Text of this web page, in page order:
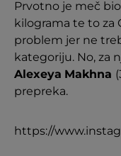
Prvotno je meč
kilograma te to za
problem jer ne
kategoriju. No, za
Alexeya Makhna
prepreka.
https://